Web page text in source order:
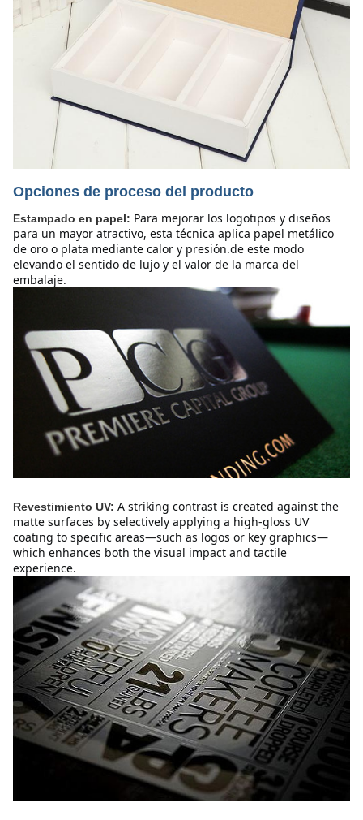
Opciones de proceso del producto
Estampado en papel: Para mejorar los logotipos y diseños
para un mayor atractivo, esta técnica aplica papel metálico
de oro o plata mediante calor y presión.de este modo
elevando el sentido de lujo y el valor de la marca del
embalaje.
Revestimiento UV: A striking contrast is created against the
matte surfaces by selectively applying a high-gloss UV
coating to specific areas—such as logos or key graphics—
which enhances both the visual impact and tactile
experience.